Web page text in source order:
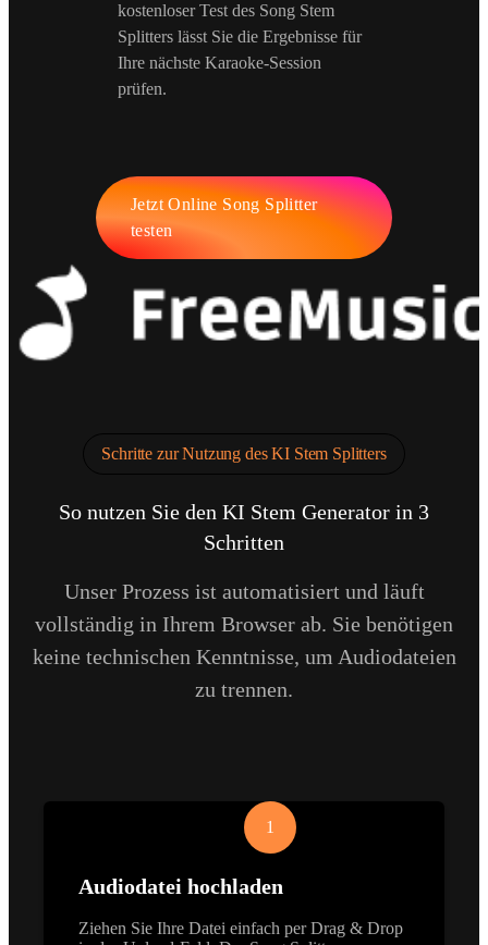
kostenloser Test des Song Stem
Splitters lässt Sie die Ergebnisse für
Ihre nächste Karaoke-Session
prüfen.
Jetzt Online Song Splitter
testen
Schritte zur Nutzung des KI Stem Splitters
So nutzen Sie den KI Stem Generator in 3
Schritten
Unser Prozess ist automatisiert und läuft
vollständig in Ihrem Browser ab. Sie benötigen
keine technischen Kenntnisse, um Audiodateien
zu trennen.
1
Audiodatei hochladen
Ziehen Sie Ihre Datei einfach per Drag & Drop